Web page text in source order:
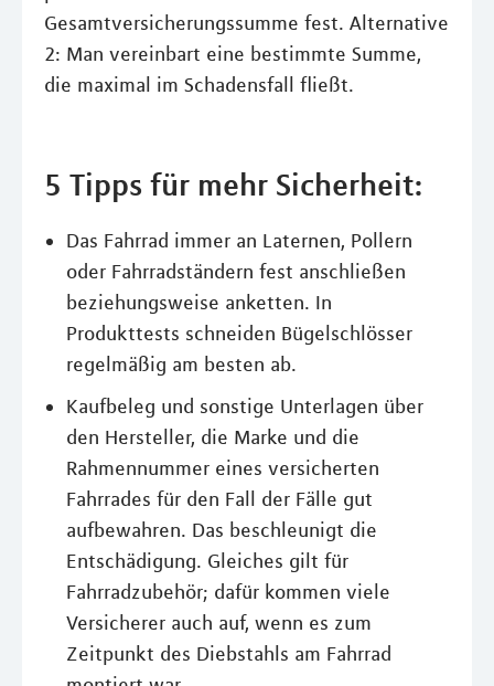
Gesamtversicherungssumme fest. Alternative
2: Man vereinbart eine bestimmte Summe,
die maximal im Schadensfall fließt.
5 Tipps für mehr Sicherheit:
Das Fahrrad immer an Laternen, Pollern
oder Fahrradständern fest anschließen
beziehungsweise anketten. In
Produkttests schneiden Bügelschlösser
regelmäßig am besten ab.
Kaufbeleg und sonstige Unterlagen über
den Hersteller, die Marke und die
Rahmennummer eines versicherten
Fahrrades für den Fall der Fälle gut
aufbewahren. Das beschleunigt die
Entschädigung. Gleiches gilt für
Fahrradzubehör; dafür kommen viele
Versicherer auch auf, wenn es zum
Zeitpunkt des Diebstahls am Fahrrad